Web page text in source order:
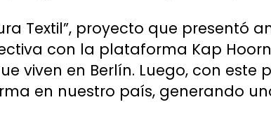
Textil”, proyecto que presentó
con la plataforma Kap
viven en Berlín. Luego, con este
en nuestro país, generando